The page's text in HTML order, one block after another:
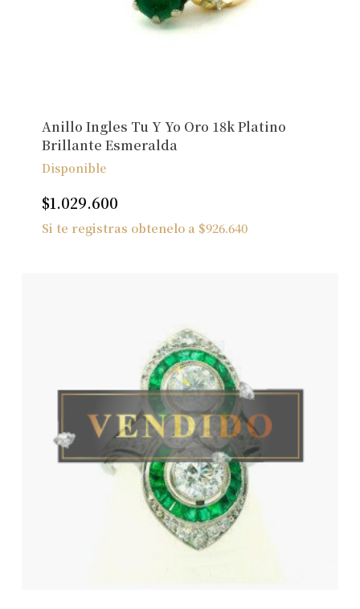
Anillo Ingles Tu Y Yo Oro 18k Platino
Brillante Esmeralda
Disponible
$1.029.600
Si te registras obtenelo a $926.640